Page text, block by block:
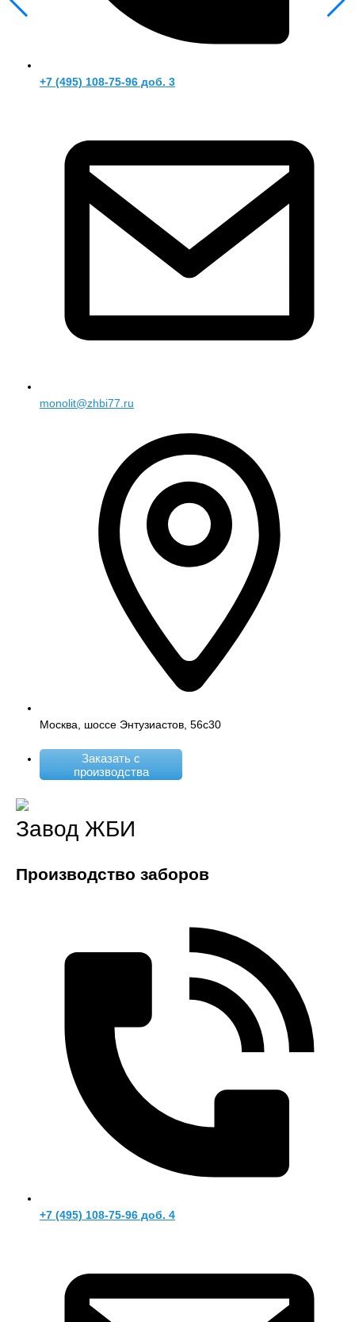
+7 (495) 108-75-96 доб. 3
monolit@zhbi77.ru
Москва, шоссе Энтузиастов, 56с30
Заказать с
производства
Завод ЖБИ
Производство заборов
+7 (495) 108-75-96 доб. 4